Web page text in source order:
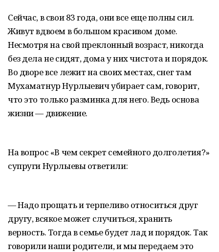
Сейчас, в свои 83 года, они все еще полны сил.
Живут вдвоем в большом красивом доме.
Несмотря на свой преклонный возраст, никогда
без дела не сидят, дома у них чистота и порядок.
Во дворе все лежит на своих местах, снег там
Мухаматнур Нурлыевич убирает сам, говорит,
что это только разминка для него. Ведь основа
жизни — движение.
На вопрос «В чем секрет семейного долголетия?»
супруги Нурлыевы ответили:
— Надо прощать и терпеливо относиться друг
другу, всякое может случиться, хранить
верность. Тогда в семье будет лад и порядок. Так
говорили наши родители, и мы передаем это